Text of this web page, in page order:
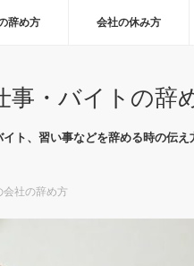
辞め方 会社の休み方
事・バイトの辞
ト、習い事などを辞める時の伝え
会社の辞め方